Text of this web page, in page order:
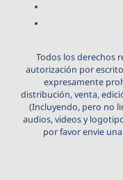
Todos los derechos
autorización por
expresamente
distribución, venta,
(Incluyendo, pero no
audios, videos y
por favor envie